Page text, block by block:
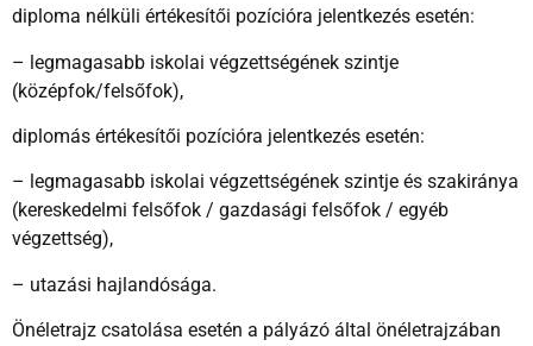
diploma nélküli értékesítői pozícióra jelentkezés esetén:
– legmagasabb iskolai végzettségének szintje
(középfok/felsőfok),
diplomás értékesítői pozícióra jelentkezés esetén:
– legmagasabb iskolai végzettségének szintje és szakiránya
(kereskedelmi felsőfok / gazdasági felsőfok / egyéb
végzettség),
– utazási hajlandósága.
Önéletrajz csatolása esetén a pályázó által önéletrajzában